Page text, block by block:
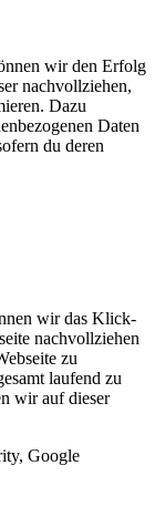
wir den Erfolg
nachvollziehen,
Dazu
Daten
du deren
wir das Klick-
nachvollziehen
zu
laufend zu
wir auf dieser
Google